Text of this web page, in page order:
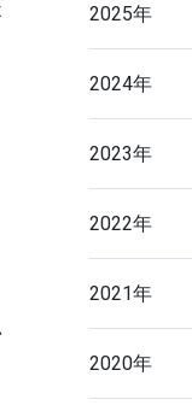
2025年
2024年
2023年
2022年
2021年
2020年